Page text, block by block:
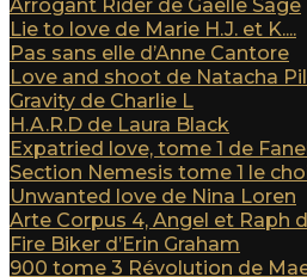
Arrogant Rider de Gaëlle Sage
Lie to love de Marie H.J. et K....
Pas sans elle d’Anne Cantore
Love and shoot de Natacha
Gravity de Charlie L
H.A.R.D de Laura Black
Expatried love, tome 1 de
Section Nemesis tome 1 le
Unwanted love de Nina Loren
Arte Corpus 4, Angel et Raph
Fire Biker d’Erin Graham
900 tome 3 Révolution de